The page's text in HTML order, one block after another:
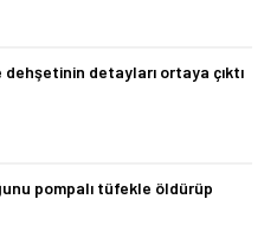
detayları ortaya çıktı
pompalı tüfekle öldürüp